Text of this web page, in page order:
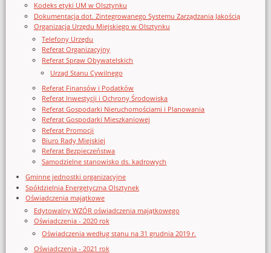
Kodeks etyki UM w Olsztynku
Dokumentacja dot. Zintegrowanego Systemu Zarządzania Jakością
Organizacja Urzędu Miejskiego w Olsztynku
Telefony Urzędu
Referat Organizacyjny
Referat Spraw Obywatelskich
Urząd Stanu Cywilnego
Referat Finansów i Podatków
Referat Inwestycji i Ochrony Środowiska
Referat Gospodarki Nieruchomościami i Planowania
Referat Gospodarki Mieszkaniowej
Referat Promocji
Biuro Rady Miejskiej
Referat Bezpieczeństwa
Samodzielne stanowisko ds. kadrowych
Gminne jednostki organizacyjne
Spółdzielnia Energetyczna Olsztynek
Oświadczenia majątkowe
Edytowalny WZÓR oświadczenia majątkowego
Oświadczenia - 2020 rok
Oświadczenia według stanu na 31 grudnia 2019 r.
Oświadczenia - 2021 rok